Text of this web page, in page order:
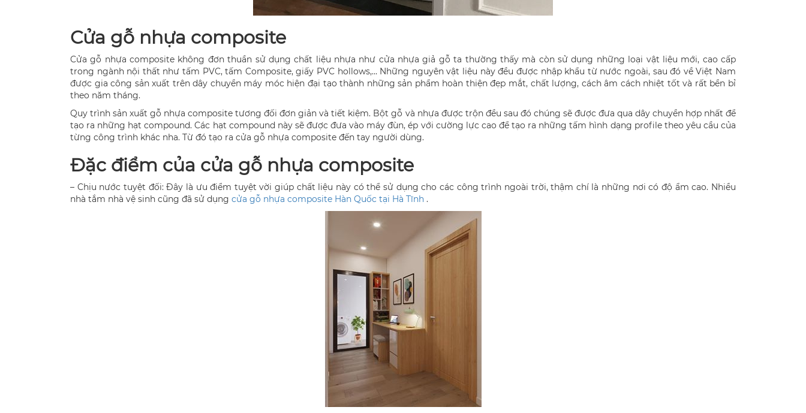
Cửa gỗ nhựa composite
Cửa gỗ nhựa composite không đơn thuần sử dụng chất liệu nhựa như cửa nhựa giả gỗ ta thường thấy mà còn sử dụng những loại vật liệu mới, cao cấp
trong ngành nội thất như tấm PVC, tấm Composite, giấy PVC hollows,… Những nguyên vật liệu này đều được nhập khẩu từ nước ngoài, sau đó về Việt Nam
được gia công sản xuất trên dây chuyền máy móc hiện đại tạo thành những sản phẩm hoàn thiện đẹp mắt, chất lượng, cách âm cách nhiệt tốt và rất bền bỉ
theo năm tháng.
Quy trình sản xuất gỗ nhựa composite tương đối đơn giản và tiết kiệm. Bột gỗ và nhựa được trộn đều sau đó chúng sẽ được đưa qua dây chuyền hợp nhất để
tạo ra những hạt compound. Các hạt compound này sẽ được đưa vào máy đùn, ép với cường lực cao để tạo ra những tấm hình dạng profile theo yêu cầu của
từng công trình khác nha. Từ đó tạo ra cửa gỗ nhựa composite đến tay người dùng.
Đặc điểm của cửa gỗ nhựa composite
– Chịu nước tuyệt đối: Đây là ưu điểm tuyệt vời giúp chất liệu này có thể sử dụng cho các công trình ngoài trời, thậm chí là những nơi có độ ẩm cao. Nhiều
nhà tắm nhà vệ sinh cũng đã sử dụng cửa gỗ nhựa composite Hàn Quốc tại Hà Tĩnh .